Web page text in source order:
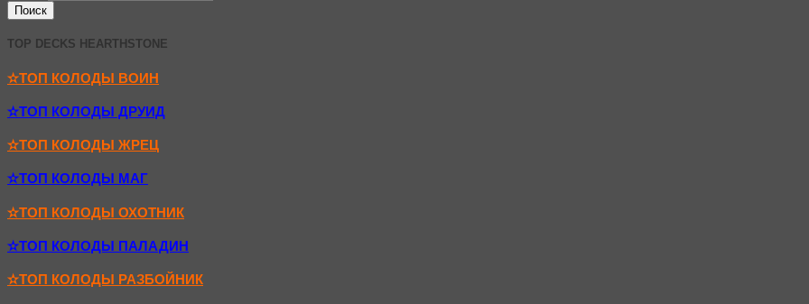
TOP DECKS HEARTHSTONE
✫ТОП КОЛОДЫ ВОИН
✫ТОП КОЛОДЫ ДРУИД
✫ТОП КОЛОДЫ ЖРЕЦ
✫ТОП КОЛОДЫ МАГ
✫ТОП КОЛОДЫ ОХОТНИК
✫ТОП КОЛОДЫ ПАЛАДИН
✫ТОП КОЛОДЫ РАЗБОЙНИК